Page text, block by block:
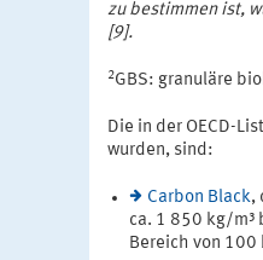
zu bestimmen ist,
[9].
2GBS: granuläre
Die in der OECD-
wurden, sind:
Carbon Black,
ca. 1 850 kg/m³
Bereich von